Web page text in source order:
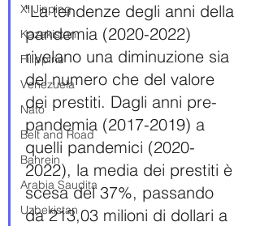
Xi Jinping
Kazakistan
Filippine
Venezuela
Nato
Belt and Road
Bahrein
Arabia Saudita
Uzbekistan
"La tendenze degli anni della
pandemia (2020-2022)
rivelano una diminuzione sia
del numero che del valore
dei prestiti. Dagli anni pre-
pandemia (2017-2019) a
quelli pandemici (2020-
2022), la media dei prestiti è
scesa del 37%, passando
da 213,03 milioni di dollari a